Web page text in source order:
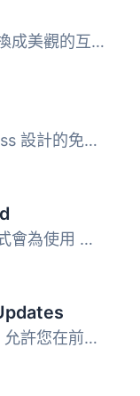
將您網誌上的任何列表轉換成美觀的互動檢查清單。列印、使用...
Tailor 是一個為 WordPress 設計的免費前端頁面建構器，具備...
這個簡短、實用的外掛程式會為使用 mediaelement.js 內建 Wor...
需要 PHP 5.3 或更高版本 允許您在前端使用 Gravity Forms 更...